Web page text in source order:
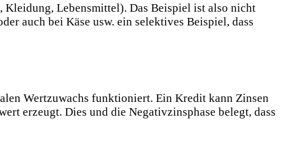
Lebensmittel). Das Beispiel ist also nicht
auch bei Käse usw. ein selektives Beispiel, dass
Wertzuwachs funktioniert. Ein Kredit kann Zinsen
erzeugt. Dies und die Negativzinsphase belegt, dass